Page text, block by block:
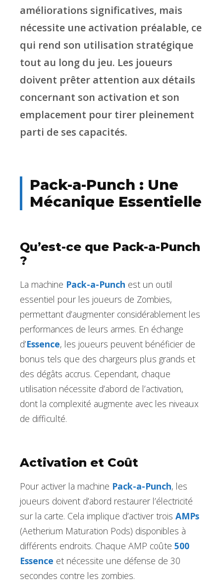
améliorations significatives, mais
nécessite une activation préalable, ce
qui rend son utilisation stratégique
tout au long du jeu. Les joueurs
doivent prêter attention aux détails
concernant son activation et son
emplacement pour tirer pleinement
parti de ses capacités.
Pack-a-Punch : Une
Mécanique Essentielle
Qu’est-ce que Pack-a-Punch
?
La machine Pack-a-Punch est un outil
essentiel pour les joueurs de Zombies,
permettant d’augmenter considérablement les
performances de leurs armes. En échange
d’Essence, les joueurs peuvent bénéficier de
bonus tels que des chargeurs plus grands et
des dégâts accrus. Cependant, chaque
utilisation nécessite d’abord de l’activation,
dont la complexité augmente avec les niveaux
de difficulté.
Activation et Coût
Pour activer la machine Pack-a-Punch, les
joueurs doivent d’abord restaurer l’électricité
sur la carte. Cela implique d’activer trois AMPs
(Aetherium Maturation Pods) disponibles à
différents endroits. Chaque AMP coûte 500
Essence et nécessite une défense de 30
secondes contre les zombies.